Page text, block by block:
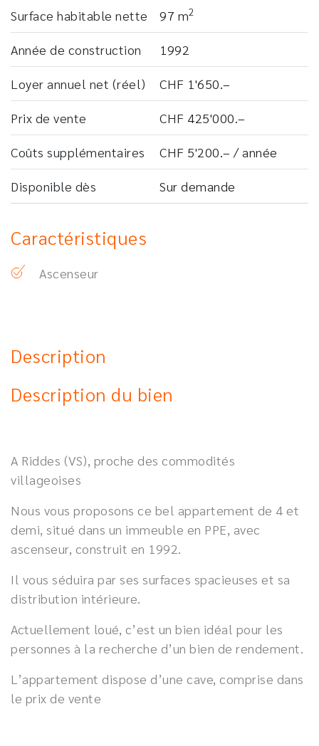
Surface habitable nette 97 m2
Année de construction 1992
Loyer annuel net (réel) CHF 1'650.–
Prix ​​de vente CHF 425'000.–
Coûts supplémentaires CHF 5'200.– / année
Disponible dès Sur demande
Caractéristiques
Ascenseur
Description
Description du bien
A Riddes (VS), proche des commodités
villageoises
Nous vous proposons ce bel appartement de 4 et
demi, situé dans un immeuble en PPE, avec
ascenseur, construit en 1992.
Il vous séduira par ses surfaces spacieuses et sa
distribution intérieure.
Actuellement loué, c’est un bien idéal pour les
personnes à la recherche d’un bien de rendement.
L’appartement dispose d’une cave, comprise dans
le prix de vente